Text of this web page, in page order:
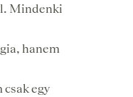
Mindenki
hanem
egy